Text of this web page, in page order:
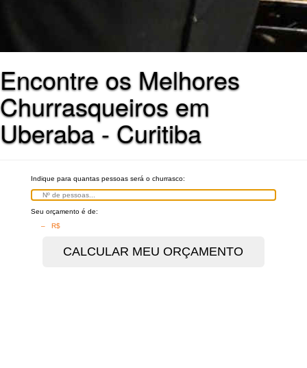
Encontre os Melhores
Churrasqueiros em
Uberaba - Curitiba
Indique para quantas pessoas será o churrasco:
Seu orçamento é de:
– R$